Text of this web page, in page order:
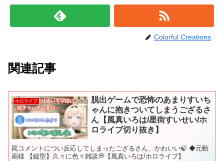
Colorful Creations
関連記事
ホロライブ
脱出ゲームで恐怖のあまりすいち
ゃんに抱きついてしまうござるさ
ん【風真いろは/星街すいせい/ホ
ロライブ切り抜き】
罠コメントについ反応してしまったござるさん、かわいい🍃 ◆元動
画様 【縦型】久々に色々雑談💭【風真いろは/ホロライブ】